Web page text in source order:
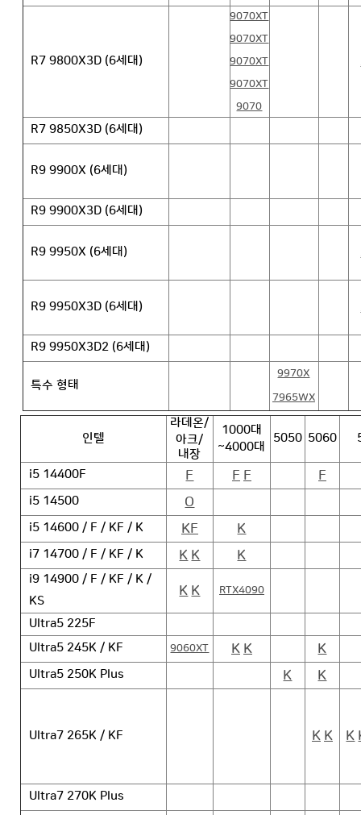
R7 9800X3D (6세대)
9070XT
9070XT
9070XT
9070XT
9070
R7 9850X3D (6세대)
R9 9900X (6세대)
R9 9900X3D (6세대)
R9 9950X (6세대)
R9 9950X3D (6세대)
R9 9950X3D2 (6세대)
특수 형태
9970X
7965WX
인텔
라데온/
아크/
내장
1000대
~4000대
5050 5060
i5 14400F F F F F
i5 14500 O
i5 14600 / F / KF / K KF K
i7 14700 / F / KF / K K K K
i9 14900 / F / KF / K /
KS
K K RTX4090
Ultra5 225F
Ultra5 245K / KF
9060XT K K K
Ultra5 250K Plus K K
Ultra7 265K / KF K K K
Ultra7 270K Plus